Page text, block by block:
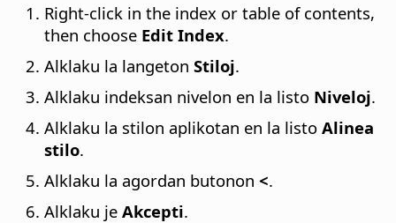
Right-click in the index or table of contents,
then choose Edit Index.
Alklaku la langeton Stiloj.
Alklaku indeksan nivelon en la listo Niveloj.
Alklaku la stilon aplikotan en la listo Alinea
stilo.
Alklaku la agordan butonon <.
Alklaku je Akcepti.